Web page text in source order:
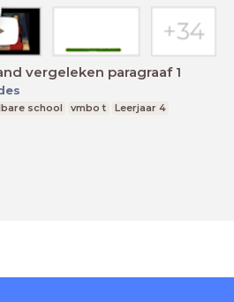
vergeleken paragraaf 1
school vmbo t Leerjaar 4